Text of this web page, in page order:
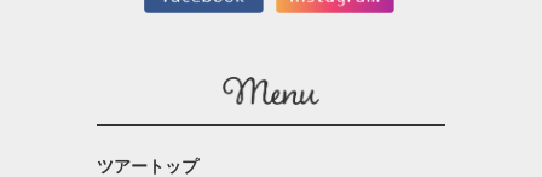
ツアートップ